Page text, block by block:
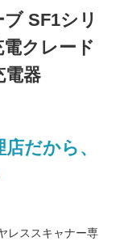
SF1シリ
クレード
電器
だから、
レススキャナー専